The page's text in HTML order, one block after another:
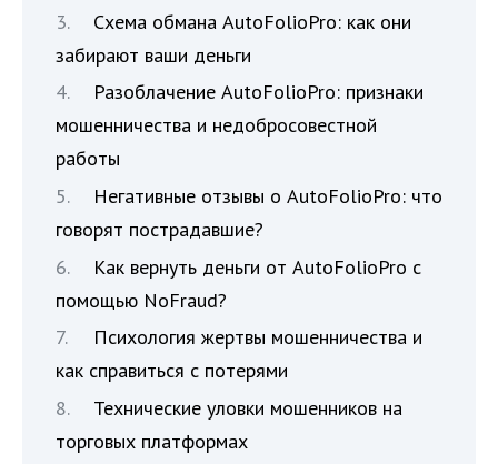
Схема обмана AutoFolioPro: как они
забирают ваши деньги
Разоблачение AutoFolioPro: признаки
мошенничества и недобросовестной
работы
Негативные отзывы о AutoFolioPro: что
говорят пострадавшие?
Как вернуть деньги от AutoFolioPro с
помощью NoFraud?
Психология жертвы мошенничества и
как справиться с потерями
Технические уловки мошенников на
торговых платформах